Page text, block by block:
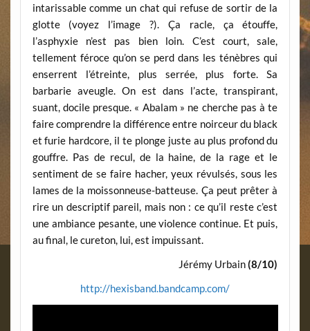
intarissable comme un chat qui refuse de sortir de la
glotte (voyez l’image ?). Ça racle, ça étouffe,
l’asphyxie n’est pas bien loin. C’est court, sale,
tellement féroce qu’on se perd dans les ténèbres qui
enserrent l’étreinte, plus serrée, plus forte. Sa
barbarie aveugle. On est dans l’acte, transpirant,
suant, docile presque. « Abalam » ne cherche pas à te
faire comprendre la différence entre noirceur du black
et furie hardcore, il te plonge juste au plus profond du
gouffre. Pas de recul, de la haine, de la rage et le
sentiment de se faire hacher, yeux révulsés, sous les
lames de la moissonneuse-batteuse. Ça peut prêter à
rire un descriptif pareil, mais non : ce qu’il reste c’est
une ambiance pesante, une violence continue. Et puis,
au final, le cureton, lui, est impuissant.
Jérémy Urbain(8/10)
http://hexisband.bandcamp.com/